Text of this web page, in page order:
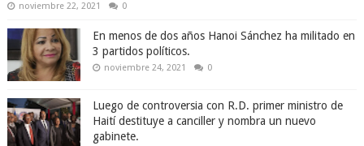
noviembre 22, 2021 0
En menos de dos años Hanoi Sánchez ha militado en
3 partidos políticos.
noviembre 24, 2021 0
Luego de controversia con R.D. primer ministro de
Haití destituye a canciller y nombra un nuevo
gabinete.